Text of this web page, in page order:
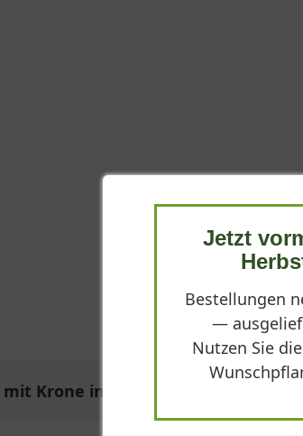
Krone in Dachform
Jetzt
Bestellungen
—
Nutzen Sie